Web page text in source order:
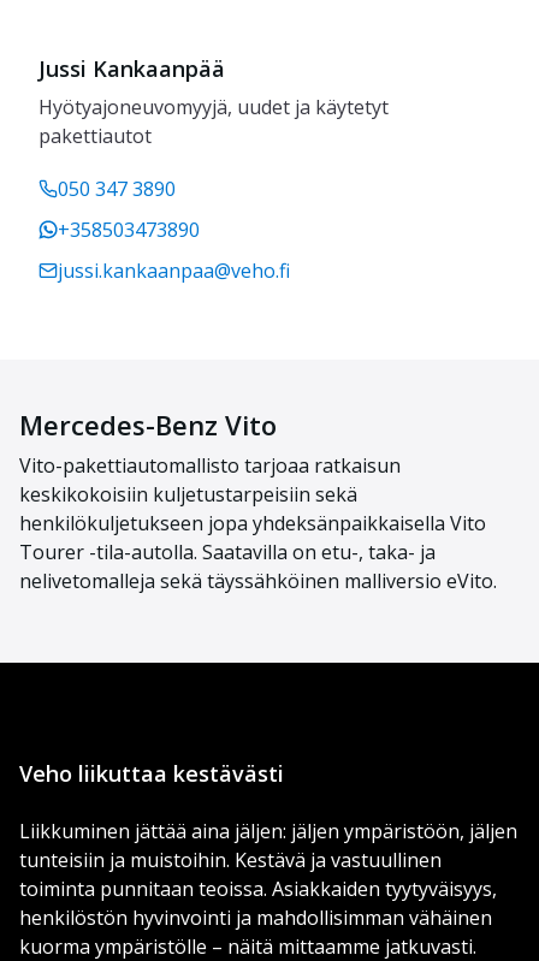
Jussi Kankaanpää
Hyötyajoneuvomyyjä, uudet ja käytetyt
pakettiautot
050 347 3890
+358503473890
jussi.kankaanpaa@veho.fi
Mercedes-Benz Vito
Vito-pakettiautomallisto tarjoaa ratkaisun
keskikokoisiin kuljetustarpeisiin sekä
henkilökuljetukseen jopa yhdeksänpaikkaisella Vito
Tourer -tila-autolla. Saatavilla on etu-, taka- ja
nelivetomalleja sekä täyssähköinen malliversio eVito.
Veho liikuttaa kestävästi
Liikkuminen jättää aina jäljen: jäljen ympäristöön, jäljen
tunteisiin ja muistoihin. Kestävä ja vastuullinen
toiminta punnitaan teoissa. Asiakkaiden tyytyväisyys,
henkilöstön hyvinvointi ja mahdollisimman vähäinen
kuorma ympäristölle – näitä mittaamme jatkuvasti.